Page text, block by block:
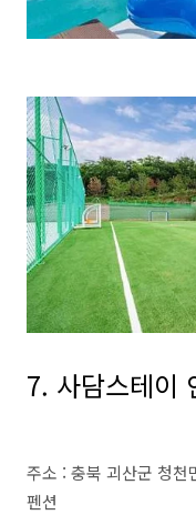
7. 사담스테이
주소 : 충북 괴산군 청천
펜션